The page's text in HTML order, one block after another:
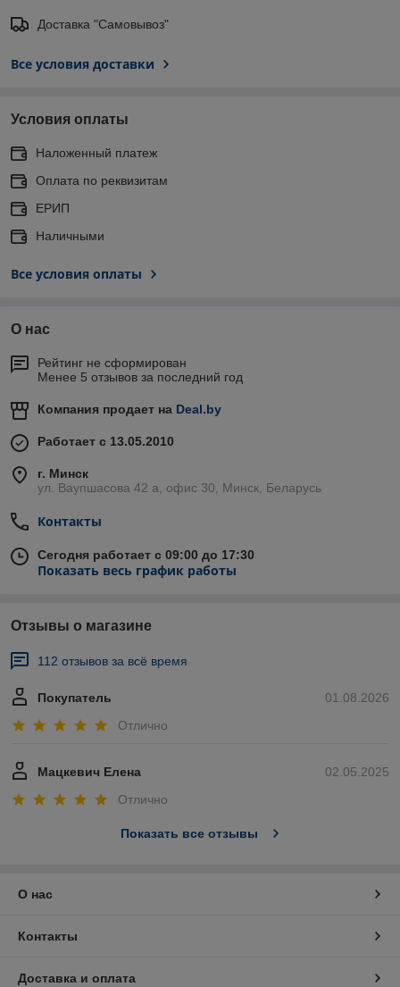
Доставка "Самовывоз"
Все условия доставки
Условия оплаты
Наложенный платеж
Оплата по реквизитам
ЕРИП
Наличными
Все условия оплаты
О нас
Рейтинг не сформирован
Менее 5 отзывов за последний год
Компания продает на Deal.by
Работает с 13.05.2010
г. Минск
ул. Ваупшасова 42 а, офис 30, Минск, Беларусь
Контакты
Сегодня работает с 09:00 до 17:30
Показать весь график работы
Отзывы о магазине
112 отзывов за всё время
01.08.2026
Покупатель
Отлично
02.05.2025
Мацкевич Елена
Отлично
Показать все отзывы
О нас
Контакты
Доставка и оплата